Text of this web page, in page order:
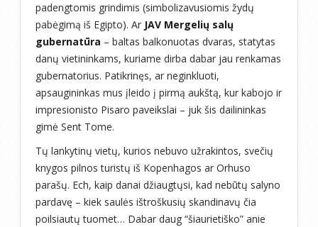
padengtomis grindimis (simbolizavusiomis žydų
pabėgimą iš Egipto). Ar JAV Mergelių salų
gubernatūra – baltas balkonuotas dvaras, statytas
danų vietininkams, kuriame dirba dabar jau renkamas
gubernatorius. Patikrinęs, ar neginkluoti,
apsaugininkas mus įleido į pirmą aukštą, kur kabojo ir
impresionisto Pisaro paveikslai – juk šis dailininkas
gimė Sent Tome.
Tų lankytinų vietų, kurios nebuvo užrakintos, svečių
knygos pilnos turistų iš Kopenhagos ar Orhuso
parašų. Ech, kaip danai džiaugtųsi, kad nebūtų salyno
pardavę – kiek saulės ištroškusių skandinavų čia
poilsiautų tuomet… Dabar daug “šiaurietiško” anie